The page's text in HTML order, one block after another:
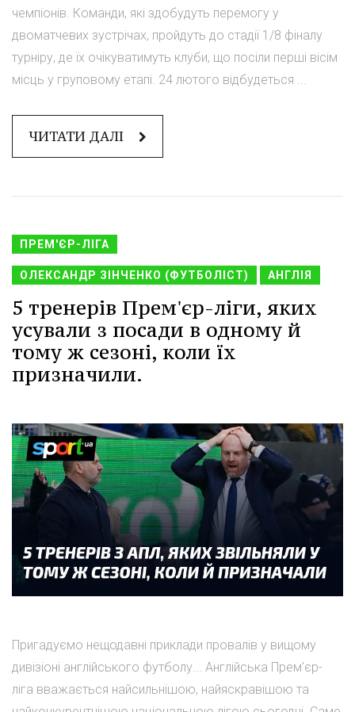
чемпіонів. Команди, які здобудуть перемогу у
двоматчевих зустрічах, пройдуть до стадії 1/8 фіналу
турніру, де їх очікуватимуть клуби, що посіли перші вісім
місць у груповому етапі. 24 лютого відбудеться ...
ЧИТАТИ ДАЛІ
ПРЕМ'ЄР-ЛІГА
ОЛЕКСАНДР ЗІНЧЕНКО (ФУТБОЛІСТ) АНГЛІЯ
5 тренерів Прем'єр-ліги, яких
усували з посади в одному й
тому ж сезоні, коли їх
призначили.
Пригадуємо нещодавні приклади провалів у вищому
дивізіоні англійського футболу... Англійська Прем'єр-
ліга вважається найсильнішою, найяскравішою та